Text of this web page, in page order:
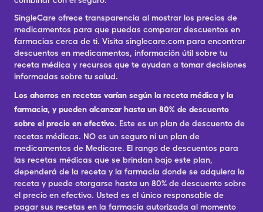
SingleCare ofrece transparencia al mostrar los precios de
medicamentos para que puedas comparar descuentos en
farmacias cerca de ti. Visita singlecare.com para encontrar
descuentos en medicamentos, información útil sobre tu
receta médica y recursos que te ayudan a tomar decisiones
informadas sobre tu salud.
Los ahorros en recetas varían según la receta médica y la
farmacia, y pueden alcanzar hasta un 80% de descuento
sobre el precio en efectivo. Este es un plan de descuento de
recetas médicas. NO es un seguro ni un plan de
medicamentos de Medicare. El rango de descuentos para
las recetas médicas que se brindan bajo este plan,
dependerá de la receta y la farmacia donde se adquiera la
receta y puede otorgarse hasta un 80% de descuento sobre
el precio en efectivo. Usted es el único responsable de
pagar sus recetas en la farmacia autorizada al momento